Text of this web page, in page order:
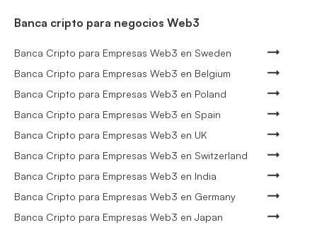
Banca cripto para negocios Web3
Banca Cripto para Empresas Web3 en Sweden
Banca Cripto para Empresas Web3 en Belgium
Banca Cripto para Empresas Web3 en Poland
Banca Cripto para Empresas Web3 en Spain
Banca Cripto para Empresas Web3 en UK
Banca Cripto para Empresas Web3 en Switzerland
Banca Cripto para Empresas Web3 en India
Banca Cripto para Empresas Web3 en Germany
Banca Cripto para Empresas Web3 en Japan